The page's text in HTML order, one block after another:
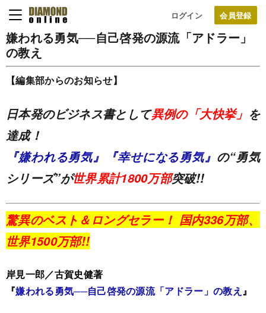
ログイン
嫌われる勇気──自己啓発の源流「アドラー」
の教え
【編集部からのお知らせ】
日本発のビジネス書として異例の「大快挙」 を
達成！
『嫌われる勇気』
『幸せになる勇気』 の“勇気
シリーズ”が世界累計1800万部突破!!
驚異のベスト＆ロングセラー！ 国内336万部、
世界1500万部!!
岸見一郎／古賀史健著
『嫌われる勇気──自己啓発の源流「アドラー」の教え 』